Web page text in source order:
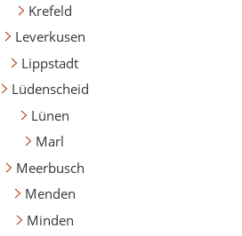
Krefeld
Leverkusen
Lippstadt
Lüdenscheid
Lünen
Marl
Meerbusch
Menden
Minden